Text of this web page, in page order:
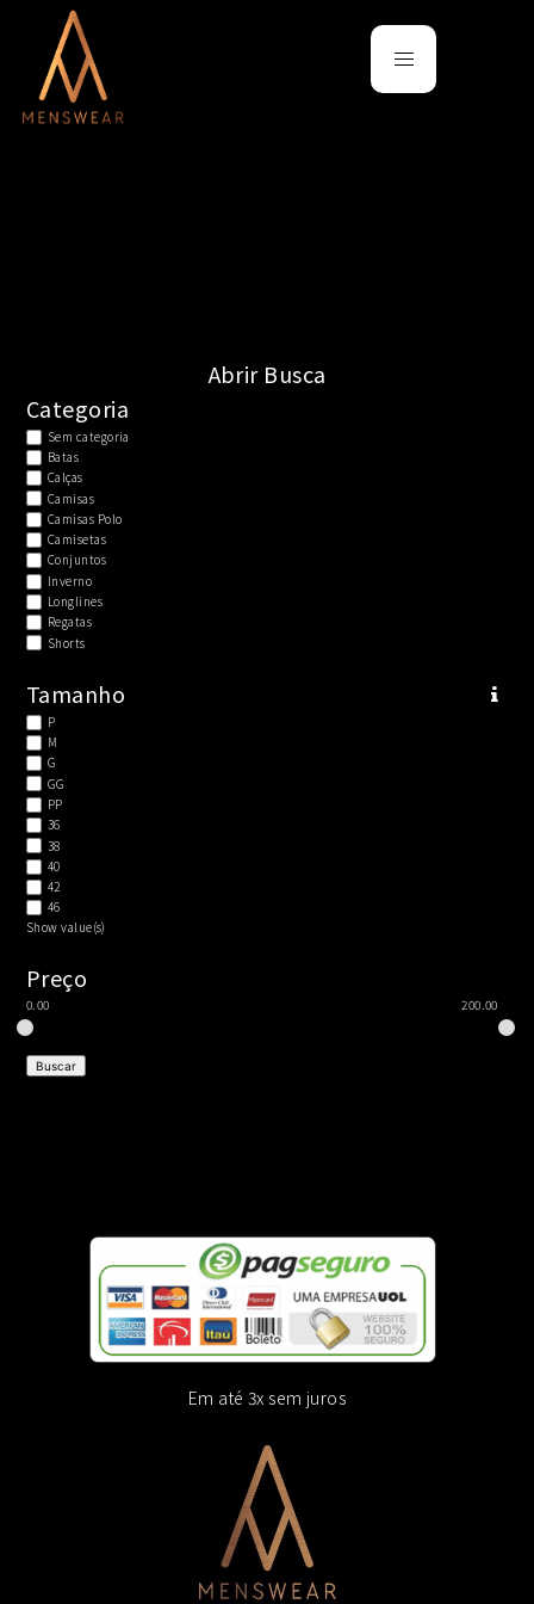
Abrir Busca
Categoria
Sem categoria
Batas
Calças
Camisas
Camisas Polo
Camisetas
Conjuntos
Inverno
Longlines
Regatas
Shorts
Tamanho
P
M
G
GG
PP
36
38
40
42
46
Show value(s)
Preço
0.00 200.00
Buscar
Em até 3x sem juros